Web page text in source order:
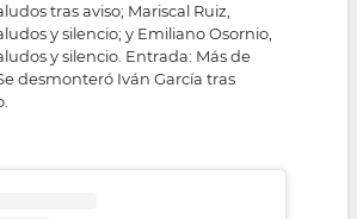
tras aviso; Mariscal Ruiz,
y silencio; y Emiliano Osornio,
y silencio. Entrada: Más de
desmonteró Iván García tras